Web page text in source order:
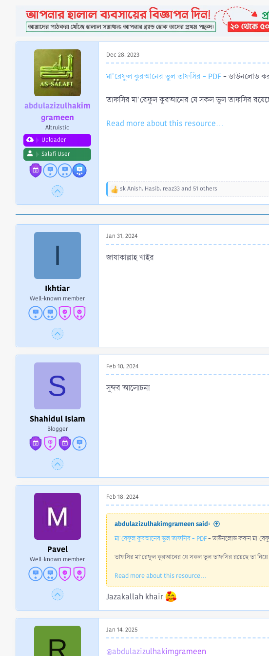
r
t
e
r
abdulazizulhakim
grameen
Altruistic
Uploader
Salafi User
Dec 28, 2023
মা'রেফুল কুরআনের ভুল তাফসির - PDF- ডাউনলোড
তাফসির মা'রেফুল কুরআনের যে সকল ভুল তাফসির
Read more about this resource...
R
t
i
o
n
s
sk Anish, Hasib, reaz33and 51 others
I
Ikhtiar
Well-known member
Jan 31, 2024
জাযাকাল্লাহ খাইর
S
Shahidul Islam
Blogger
Feb 10, 2024
সুন্দর আলোচনা
Pavel
Well-known member
Feb 18, 2024
abdulazizulhakimgrameen said:
মা'রেফুল কুরআনের ভুল তাফসির - PDF- ডাউনলোড করুন
তাফসির মা'রেফুল কুরআনের যে সকল ভুল তাফসির রয়েছে তা নিয়ে
Read more about this resource...
Jazakallah khair
R
Jan 14, 2025
@abdulazizulhakimgrameen